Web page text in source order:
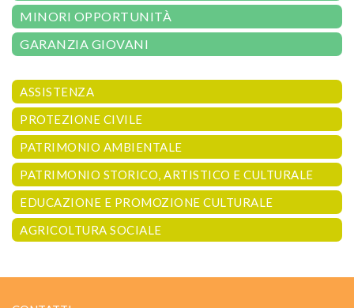
MINORI OPPORTUNITÀ
GARANZIA GIOVANI
ASSISTENZA
PROTEZIONE CIVILE
PATRIMONIO AMBIENTALE
PATRIMONIO STORICO, ARTISTICO E CULTURALE
EDUCAZIONE E PROMOZIONE CULTURALE
AGRICOLTURA SOCIALE